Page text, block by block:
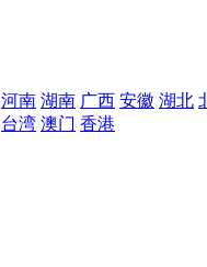
河南 湖南 广西 安徽 湖北
台湾 澳门 香港